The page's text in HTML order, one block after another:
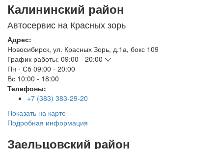
Калининский район
Автосервис на Красных зорь
Адрес:
Новосибирск, ул. Красных Зорь, д.1а, бокс 109
График работы: 09:00 - 20:00
Пн - Сб 09:00 - 20:00
Вс 10:00 - 18:00
Телефоны:
+7 (383) 383-29-20
Показать на карте
Подробная информация
Заельцовский район